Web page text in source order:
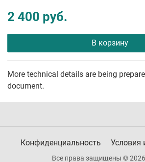
2 400 руб.
В корзину
More technical details are being
document.
Конфиденциальность Условия
Все права защищены © 2026